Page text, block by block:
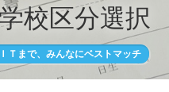
校区分選択
Ｔまで、みんなにベストマッチ